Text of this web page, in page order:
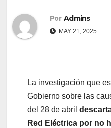
Por Admins
MAY 21, 2025
La investigación que
Gobierno sobre las
del 28 de abril
Red Eléctrica por no